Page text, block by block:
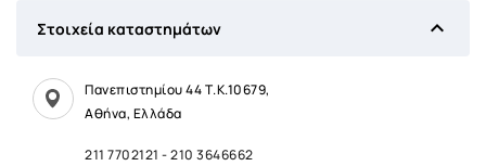
Στοιχεία καταστημάτων 
Πανεπιστημίου 44 Τ.Κ.10679,
Αθήνα, Ελλάδα
211 7702121 -210 3646662